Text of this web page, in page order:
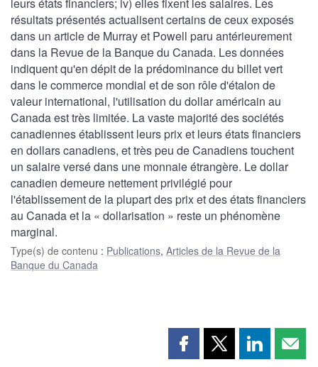
résultats présentés actualisent certains de ceux exposés
dans un article de Murray et Powell paru antérieurement
dans la Revue de la Banque du Canada. Les données
indiquent qu'en dépit de la prédominance du billet vert
dans le commerce mondial et de son rôle d'étalon de
valeur international, l'utilisation du dollar américain au
Canada est très limitée. La vaste majorité des sociétés
canadiennes établissent leurs prix et leurs états financiers
en dollars canadiens, et très peu de Canadiens touchent
un salaire versé dans une monnaie étrangère. Le dollar
canadien demeure nettement privilégié pour
l'établissement de la plupart des prix et des états financiers
au Canada et la « dollarisation » reste un phénomène
marginal.
Type(s) de contenu : Publications, Articles de la Revue de la
Banque du Canada
PartagerPartagerPartager